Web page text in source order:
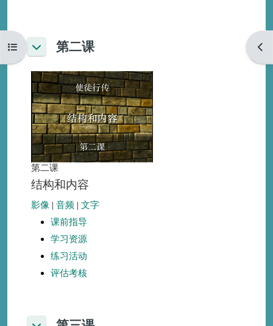
打开课程索引 打
折叠 第二课
第二课
结构和内容
影像 | 音频 | 文字
课前指导
学习资源
练习活动
评估考核